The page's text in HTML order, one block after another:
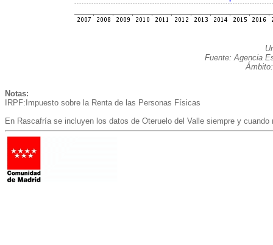
Fuente: Agencia
Notas:
IRPF:Impuesto sobre la Renta de las Personas Físicas
En Rascafría se incluyen los datos de Oteruelo del Valle siempre y